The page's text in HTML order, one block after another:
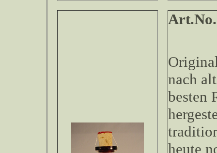
nach
besten
heute